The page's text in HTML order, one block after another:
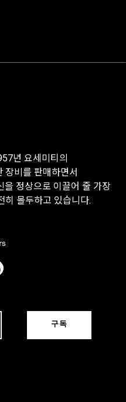
년 요세미티의
장비를 판매하면서
을 정상으로 이끌어 줄 가장
히 몰두하고 있습니다.
구독